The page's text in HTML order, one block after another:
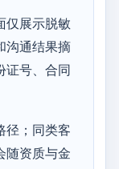
仅展示脱敏
沟通结果摘
证号、合同
径；同类客
随资质与金